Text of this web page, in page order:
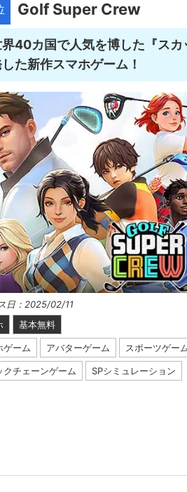
Golf Super Crew
40カ国で人気を博した『ス
た新作スマホゲーム！
日：2025/02/11
基本無料
ゲーム アバターゲーム スポーツゲー
クチェーンゲーム SPシミュレーション